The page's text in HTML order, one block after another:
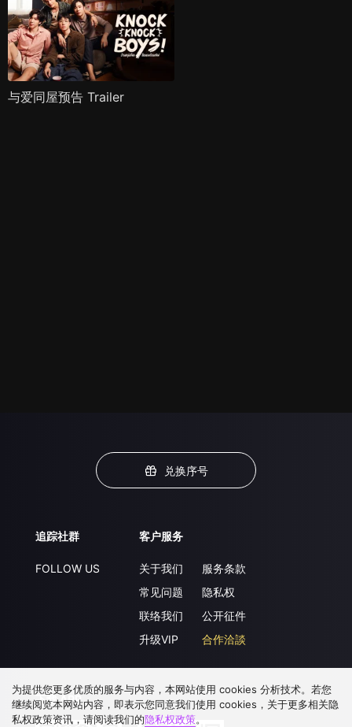
与爱同屋预告 Trailer
兑换序号
追踪社群
FOLLOW US
客户服务
关于我们
常见问题
联络我们
升级VIP
服务条款
隐私权
公开征件
合作洽談
下载 APP
为提供您更多优质的服务与内容，本网站使用 cookies 分析技术。若您
继续阅览本网站内容，即表示您同意我们使用 cookies，关于更多相关隐
私权政策资讯，请阅读我们的隐私权政策。